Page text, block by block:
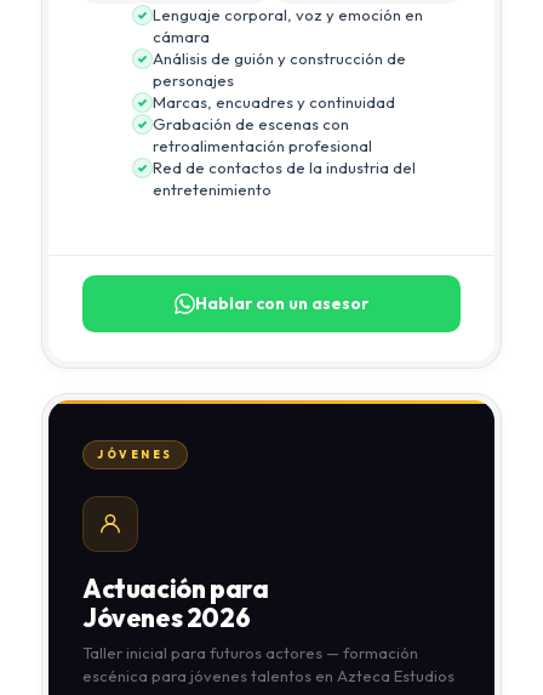
Lenguaje corporal, voz y emoción en
cámara
Análisis de guión y construcción de
personajes
Marcas, encuadres y continuidad
Grabación de escenas con
retroalimentación profesional
Red de contactos de la industria del
entretenimiento
Hablar con un asesor
JÓVENES
Actuación para
Jóvenes 2026
Taller inicial para futuros actores — formación
escénica para jóvenes talentos en Azteca Estudios